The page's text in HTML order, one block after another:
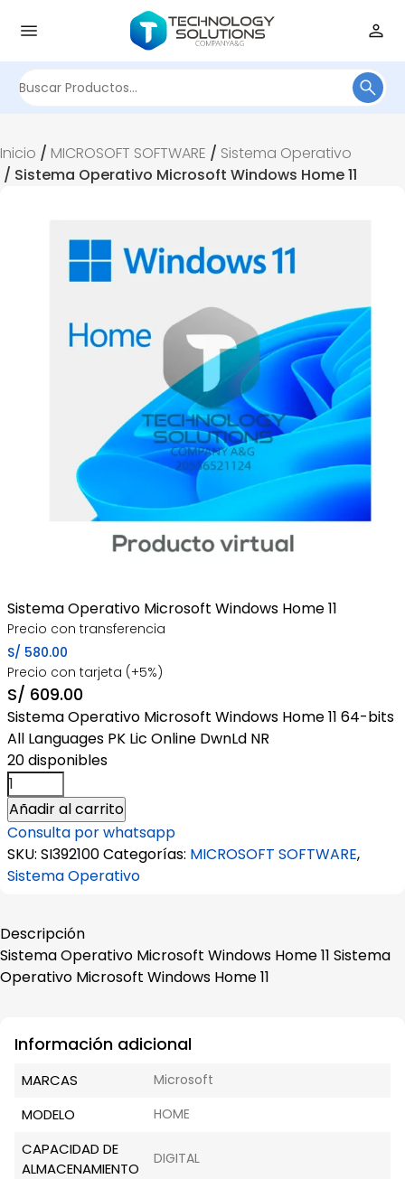
Inicio / MICROSOFT SOFTWARE / Sistema Operativo
/ Sistema Operativo Microsoft Windows Home 11
Sistema Operativo Microsoft Windows Home 11
Precio con transferencia
S/ 580.00
Precio con tarjeta (+5%)
S/ 609.00
Sistema Operativo Microsoft Windows Home 11 64-bits
All Languages PK Lic Online DwnLd NR
20 disponibles
Sistema
Operativo
Microsoft
Windows
Home
Añadir al carrito
Consulta por whatsapp
SKU: SI392100Categorías: MICROSOFT SOFTWARE,
Sistema Operativo
Descripción
Sistema Operativo Microsoft Windows Home 11 Sistema
Operativo Microsoft Windows Home 11
Información adicional
MARCAS Microsoft
MODELO HOME
CAPACIDAD DE
ALMACENAMIENTO
DIGITAL